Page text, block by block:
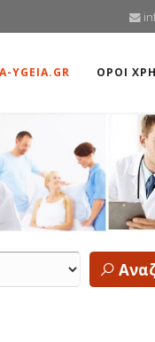
YGEIA.GR ΟΡΟΙ